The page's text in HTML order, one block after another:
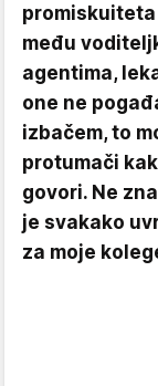
promiskuiteta
među
agentima,
one ne
izbačem, to
protumači
govori. Ne
je svakako
za moje